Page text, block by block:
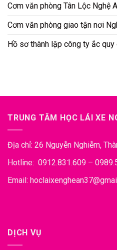
Cơm văn phòng Tân Lộc Nghệ
Cơm văn phòng giao tận nơi
Hồ sơ thành lập công ty ắc
TRUNG TÂM HỌC LÁI XE
Địa chỉ: 26 Nguyễn Nghiễm,
Hotline: 0912.831.609 –
Email:
DỊCH VỤ